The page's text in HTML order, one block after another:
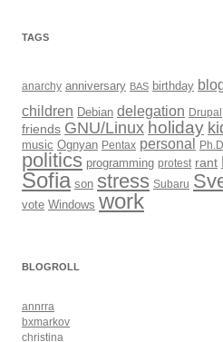
TAGS
anarchy anniversary BAS birthday
children Debian delegation Drupal
friends GNU/Linux holiday
music Ognyan Pentax personal Ph.D.
politics programming protest rant
Sofia son stress Subaru
vote Windows work
BLOGROLL
annrra
bxmarkov
christina